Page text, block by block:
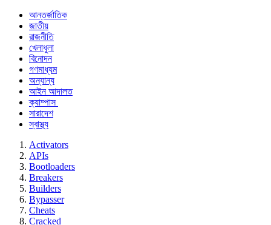
আন্তর্জাতিক
জাতীয়
রাজনীতি
খেলাধুলা
বিনোদন
গণমাধ্যম
অন্যান্য
আইন আদালত
ক্যাম্পাস
সারাদেশ
স্বাস্থ্য
Activators
APIs
Bootloaders
Breakers
Builders
Bypasser
Cheats
Cracked